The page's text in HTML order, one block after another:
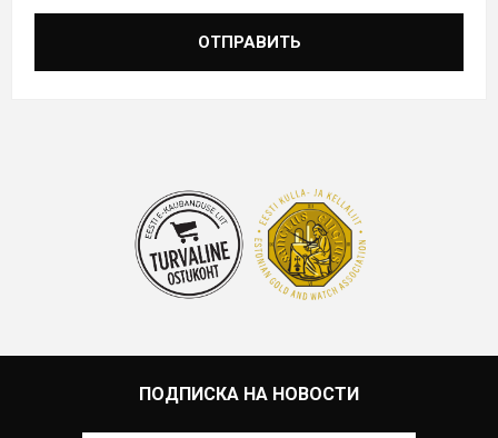
ОТПРАВИТЬ
ПОДПИСКА НА НОВОСТИ